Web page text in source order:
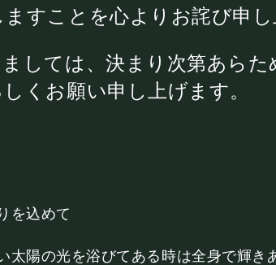
ル
プライバシーポリシー キャンセルポリシー
すことを心よりお詫び申し
しては、決まり次第あらた
くお願い申し上げます。
を込めて
太陽の光を浴びてある時は全身で